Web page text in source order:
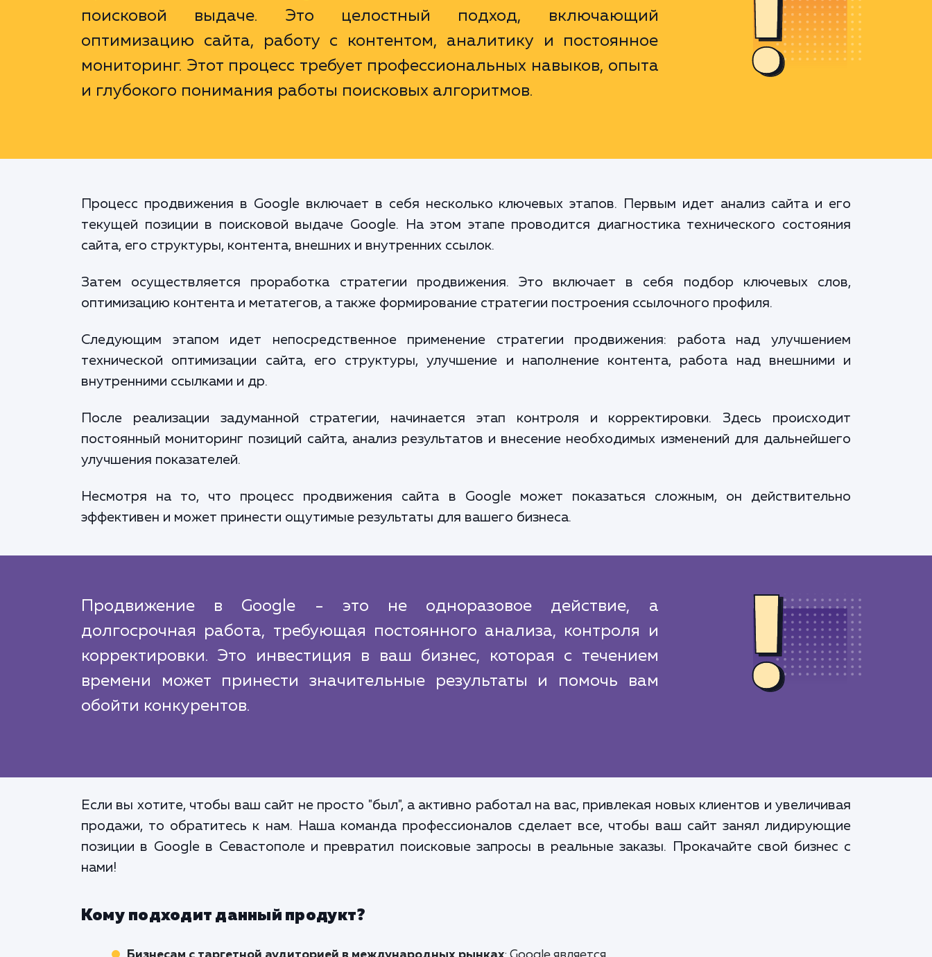
поисковой выдаче. Это целостный подход, включающий
оптимизацию сайта, работу с контентом, аналитику и постоянное
мониторинг. Этот процесс требует профессиональных навыков, опыта
и глубокого понимания работы поисковых алгоритмов.
Процесс продвижения в Google включает в себя несколько ключевых этапов. Первым идет анализ сайта и его
текущей позиции в поисковой выдаче Google. На этом этапе проводится диагностика технического состояния
сайта, его структуры, контента, внешних и внутренних ссылок.
Затем осуществляется проработка стратегии продвижения. Это включает в себя подбор ключевых слов,
оптимизацию контента и метатегов, а также формирование стратегии построения ссылочного профиля.
Следующим этапом идет непосредственное применение стратегии продвижения: работа над улучшением
технической оптимизации сайта, его структуры, улучшение и наполнение контента, работа над внешними и
внутренними ссылками и др.
После реализации задуманной стратегии, начинается этап контроля и корректировки. Здесь происходит
постоянный мониторинг позиций сайта, анализ результатов и внесение необходимых изменений для дальнейшего
улучшения показателей.
Несмотря на то, что процесс продвижения сайта в Google может показаться сложным, он действительно
эффективен и может принести ощутимые результаты для вашего бизнеса.
Продвижение в Google - это не одноразовое действие, а
долгосрочная работа, требующая постоянного анализа, контроля и
корректировки. Это инвестиция в ваш бизнес, которая с течением
времени может принести значительные результаты и помочь вам
обойти конкурентов.
Если вы хотите, чтобы ваш сайт не просто "был", а активно работал на вас, привлекая новых клиентов и увеличивая
продажи, то обратитесь к нам. Наша команда профессионалов сделает все, чтобы ваш сайт занял лидирующие
позиции в Google в Севастополе и превратил поисковые запросы в реальные заказы. Прокачайте свой бизнес с
нами!
Кому подходит данный продукт?